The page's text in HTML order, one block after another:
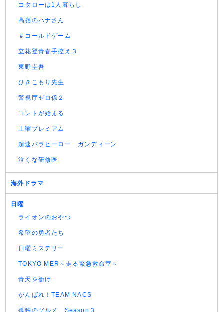
コタローは1人暮らし
高嶺のハナさん
＃コールドゲーム
立花登青春手控え３
東野圭吾
ひきこもり先生
警視庁ゼロ係２
コントが始まる
土曜プレミアム
超速パラヒーロー ガンディーン
泣くな研修医
海外ドラマ
日曜
ライオンのおやつ
希望の勇者たち
日曜ミステリー
TOKYO MER～走る緊急救命室～
青天を衝け
がんばれ！TEAM NACS
孤独のグルメ Season３